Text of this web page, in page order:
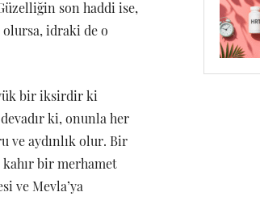
son haddi ise,
idraki de o
bir iksirdir ki
ki, onunla her
ve aydınlık olur. Bir
bir merhamet
ve Mevla’ya